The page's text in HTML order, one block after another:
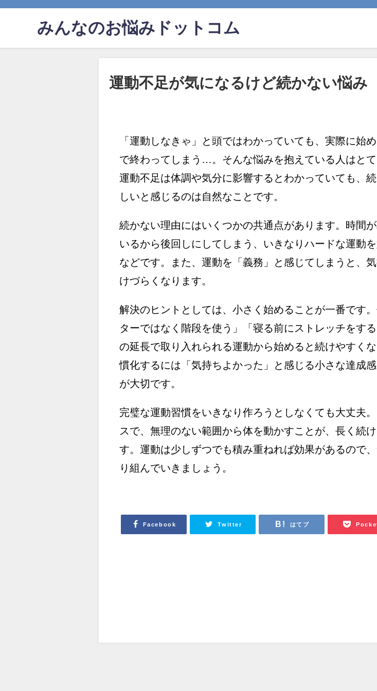
みんなのお悩みドットコム
運動不足が気になるけど続かない悩み
「運動しなきゃ」と頭ではわかっていても、実際に始
で終わってしまう…。そんな悩みを抱えている人はとて
運動不足は体調や気分に影響するとわかっていても、
しいと感じるのは自然なことです。
続かない理由にはいくつかの共通点があります。時間
いるから後回しにしてしまう、いきなりハードな運動を
などです。また、運動を「義務」と感じてしまうと、
けづらくなります。
解決のヒントとしては、小さく始めることが一番です
ターではなく階段を使う」「寝る前にストレッチをす
の延長で取り入れられる運動から始めると続けやすく
慣化するには「気持ちよかった」と感じる小さな達成
が大切です。
完璧な運動習慣をいきなり作ろうとしなくても大丈夫
スで、無理のない範囲から体を動かすことが、長く続
す。運動は少しずつでも積み重ねれば効果があるので
り組んでいきましょう。
Facebook Twitter はてブ